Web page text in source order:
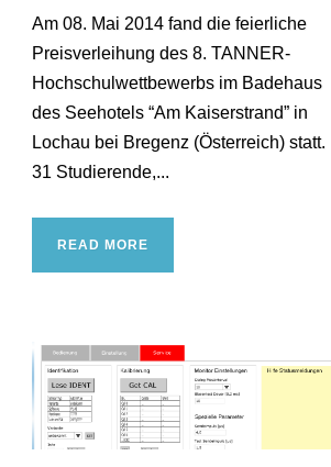
Am 08. Mai 2014 fand die feierliche
Preisverleihung des 8. TANNER-
Hochschulwettbewerbs im Badehaus
des Seehotels “Am Kaiserstrand” in
Lochau bei Bregenz (Österreich) statt.
31 Studierende,...
READ MORE